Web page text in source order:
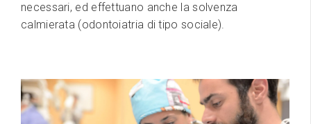
necessari, ed effettuano anche la solvenza
calmierata (odontoiatria di tipo sociale).